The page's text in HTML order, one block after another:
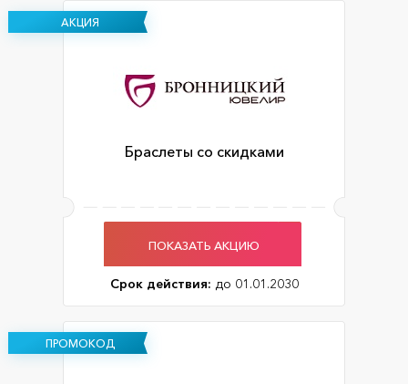
АКЦИЯ
Браслеты со скидками
ПОКАЗАТЬ АКЦИЮ
Срок действия: до 01.01.2030
ПРОМОКОД